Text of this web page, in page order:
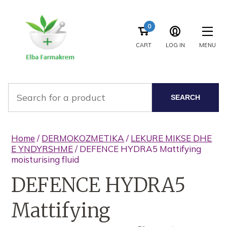
CART
0
LOG IN MENU
SEARCH
Home / DERMOKOZMETIKA / LEKURE MIKSE DHE
E YNDYRSHME/ DEFENCE HYDRA5 Mattifying
moisturising fluid
DEFENCE HYDRA5
Mattifying